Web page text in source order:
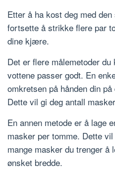
Etter å ha kost deg med
fortsette å strikke flere par
dine kjære.
Det er flere målemetoder
vottene passer godt. En
omkretsen på hånden din
Dette vil gi deg antall
En annen metode er å lage
masker per tomme. Dette
mange masker du trenger å
ønsket bredde.